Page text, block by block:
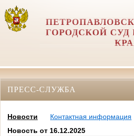
ГОРОДСКОЙ СУД
ПРЕСС-СЛУЖБА
Новости
Контактная информация
Новость от 16.12.2025